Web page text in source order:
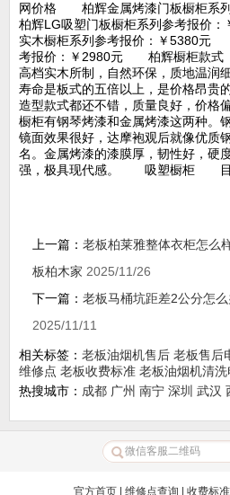
网价格 柏辉金属烤漆门板橱柜系
柏辉LG吸塑门板橱柜系列参考报
实木橱柜系列参考报价：￥5380元
考报价：￥2980元 柏辉橱柜
高档实木所制，自然环保，质地温润
寿命是板式的五倍以上，是价格昂贵
造型款式都还不错，质量良好，
橱柜有钢琴烤漆和金属烤漆这两种。
镜面效果很好，达摩袍观后就像优质
名。金属烤漆的漆膜厚，韧性好，硬
强，极具现代感。 吸塑橱柜 目
上一篇： 老板柏莱雅整体衣柜怎么
板柏木家 2025/11/26
下一篇： 老板马桶坑距差2公分怎
2025/11/11
相关标签： 老板油烟机售后 老板售后
维修点 老板收费标准 老板油烟机清洗
热搜城市： 成都 广州 南宁 深圳 武汉
官方首页| 维修点查询 收费标准